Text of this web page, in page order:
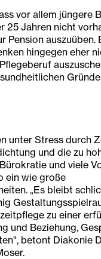
vor allem jüngere
25 Jahren nicht
Pension
hingegen eher
unter Stress durch
und die zu
und viele
ein wie große
„Es bleibt
zu einer
und Beziehung,
betont Diakonie